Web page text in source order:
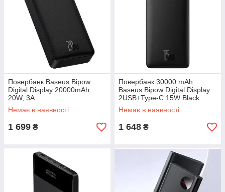
Повербанк Baseus Bipow
Digital Display 20000mAh
20W, 3A
Немає в наявності
1 699 ₴
Повербанк 30000 mAh
Baseus Bipow Digital Display
2USB+Type-C 15W Black
Немає в наявності
1 648 ₴